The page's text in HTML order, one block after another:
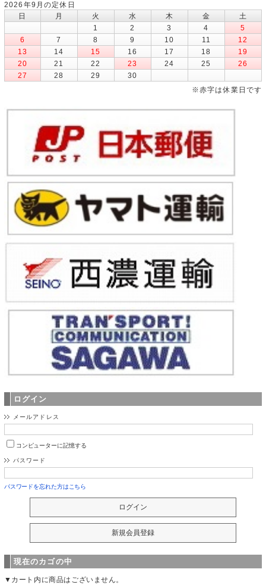
2026年9月の定休日
日
月 火 水 木 金
土
1
2 3 4
5
6
7 8 9 10 11
12
13
14 15 16 17 18
19
20
21 22 23 24 25
26
27
28 29
30
※赤字は休業日です
ログイン
メールアドレス
コンピューターに記憶する
パスワード
パスワードを忘れた方はこちら
現在のカゴの中
▼カート内に商品はございません。